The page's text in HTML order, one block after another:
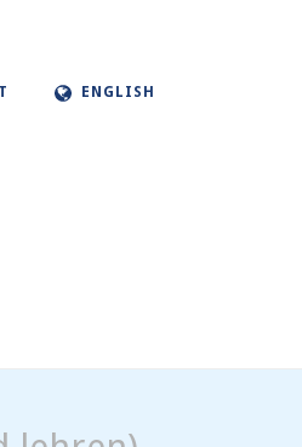
ENGLISH